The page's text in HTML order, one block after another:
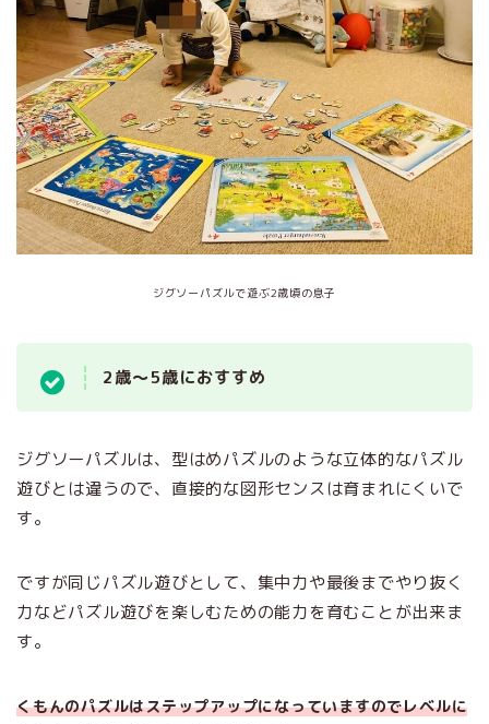
ジグソーパズルで遊ぶ2歳頃の息子
2歳～5歳におすすめ
ジグソーパズルは、型はめパズルのような立体的なパズル
遊びとは違うので、直接的な図形センスは育まれにくいで
す。
ですが同じパズル遊びとして、集中力や最後までやり抜く
力などパズル遊びを楽しむための能力を育むことが出来ま
す。
くもんのパズルはステップアップになっていますのでレベルに